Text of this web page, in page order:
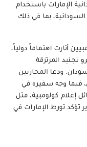
الإمارات باستخدام
بما في ذلك
أثارت اهتماماً دولياً،
تجنيد المرتزقة
40 منهم في السودان. ودعا المحاربين
فيما وجه سفيره في
إعلام كولومبية، مثل
تؤكد تورط الإمارات في